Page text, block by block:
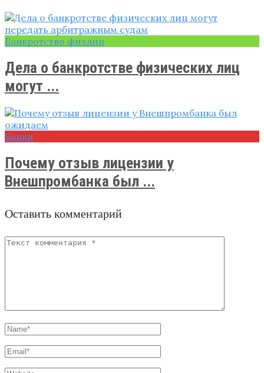
Банкротство физлиц
Дела о банкротстве физических лиц
могут ...
Банки
Почему отзыв лицензии у
Внешпромбанка был ...
Оставить комментарий